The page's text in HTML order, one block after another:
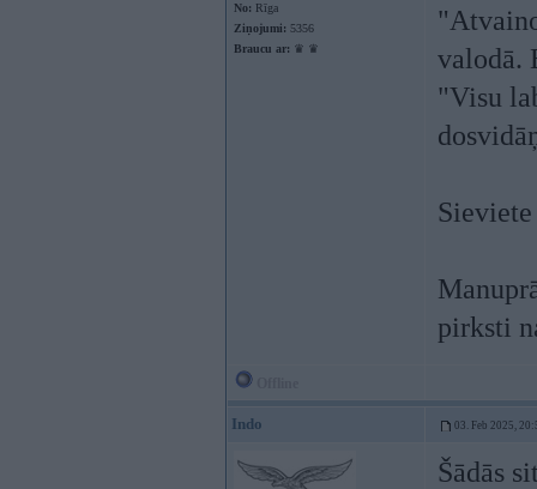
No: Rīga
Ziņojumi: 5356
Braucu ar: ♛ ♛
valodā.
"Visu
pirksti
Indo 03. Feb 2025,
Šādās